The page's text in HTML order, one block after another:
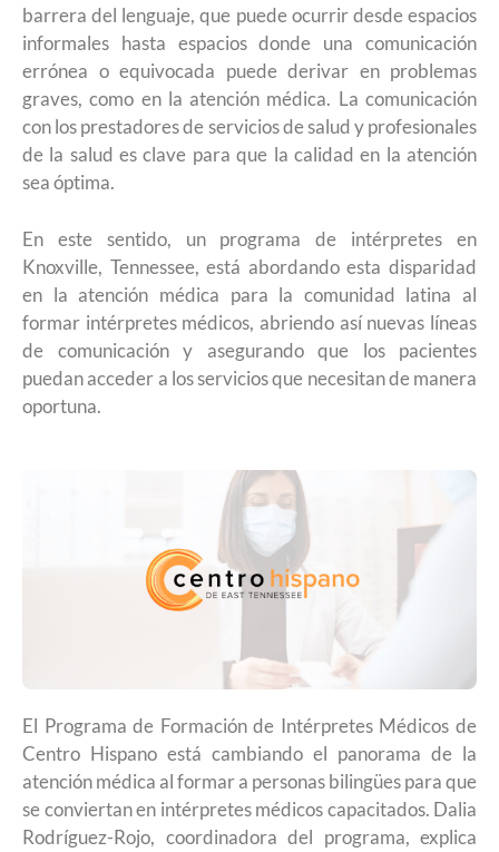
barrera del lenguaje, que puede ocurrir desde espacios
informales hasta espacios donde una comunicación
errónea o equivocada puede derivar en problemas
graves, como en la atención médica. La comunicación
con los prestadores de servicios de salud y profesionales
de la salud es clave para que la calidad en la atención
sea óptima.
En este sentido, un programa de intérpretes en
Knoxville, Tennessee, está abordando esta disparidad
en la atención médica para la comunidad latina al
formar intérpretes médicos, abriendo así nuevas líneas
de comunicación y asegurando que los pacientes
puedan acceder a los servicios que necesitan de manera
oportuna.
El Programa de Formación de Intérpretes Médicos de
Centro Hispano está cambiando el panorama de la
atención médica al formar a personas bilingües para que
se conviertan en intérpretes médicos capacitados. Dalia
Rodríguez-Rojo, coordinadora del programa, explica